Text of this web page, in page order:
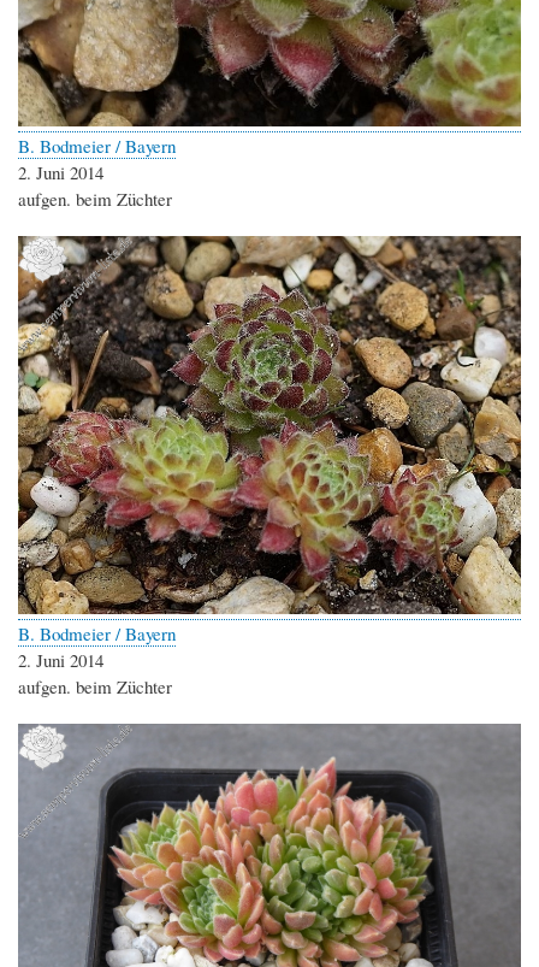
B. Bodmeier / Bayern
2. Juni 2014
aufgen. beim Züchter
B. Bodmeier / Bayern
2. Juni 2014
aufgen. beim Züchter